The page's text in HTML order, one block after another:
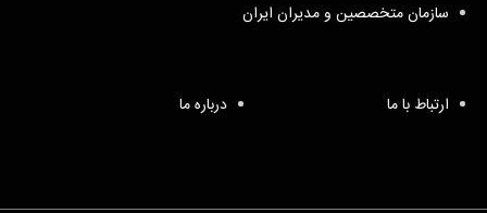
سازمان متخصصین و مدیران ایران
ارتباط با ما درباره ما